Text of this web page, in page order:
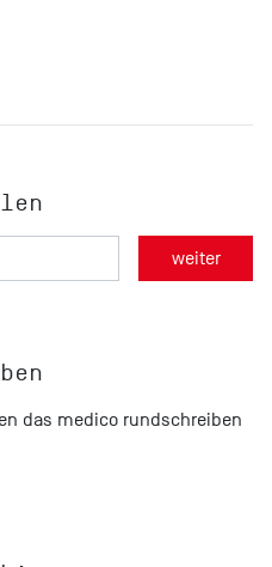
das medico rundschreiben